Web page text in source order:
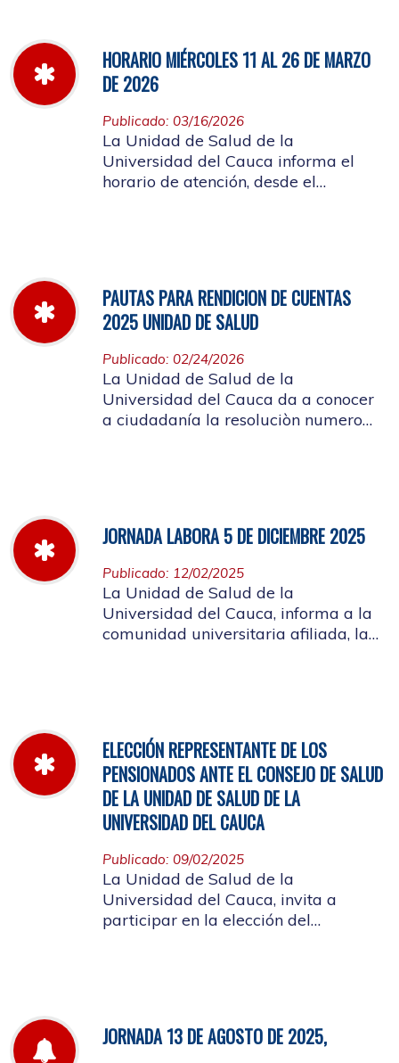
HORARIO MIÉRCOLES 11 AL 26 DE MARZO
DE 2026
Publicado: 03/16/2026
La Unidad de Salud de la
Universidad del Cauca informa el
horario de atención, desde el
PAUTAS PARA RENDICION DE CUENTAS
2025 UNIDAD DE SALUD
Publicado: 02/24/2026
La Unidad de Salud de la
Universidad del Cauca da a conocer
a ciudadanía la resoluciòn numero
JORNADA LABORA 5 DE DICIEMBRE 2025
Publicado: 12/02/2025
La Unidad de Salud de la
Universidad del Cauca, informa a la
comunidad universitaria afiliada, la
ELECCIÓN REPRESENTANTE DE LOS
PENSIONADOS ANTE EL CONSEJO DE SALUD
DE LA UNIDAD DE SALUD DE LA
UNIVERSIDAD DEL CAUCA
Publicado: 09/02/2025
La Unidad de Salud de la
Universidad del Cauca, invita a
participar en la elección del
JORNADA 13 DE AGOSTO DE 2025,